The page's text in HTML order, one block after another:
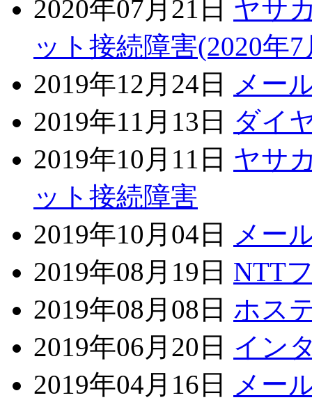
2020年07月21日 ヤサ
ット接続障害(2020年7
2019年12月24日
メー
2019年11月13日 ダイ
2019年10月11日 ヤサ
ット接続障害
2019年10月04日
メー
2019年08月19日 NTT
2019年08月08日 ホス
2019年06月20日 イン
2019年04月16日
メー